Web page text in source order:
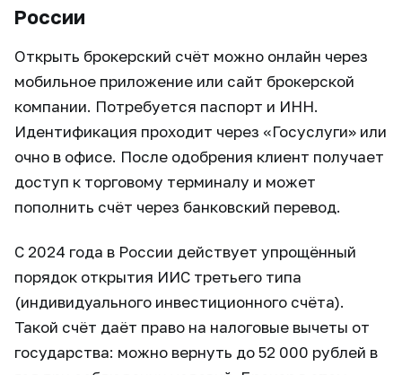
России
Открыть брокерский счёт можно онлайн через
мобильное приложение или сайт брокерской
компании. Потребуется паспорт и ИНН.
Идентификация проходит через «Госуслуги» или
очно в офисе. После одобрения клиент получает
доступ к торговому терминалу и может
пополнить счёт через банковский перевод.
С 2024 года в России действует упрощённый
порядок открытия ИИС третьего типа
(индивидуального инвестиционного счёта).
Такой счёт даёт право на налоговые вычеты от
государства: можно вернуть до 52 000 рублей в